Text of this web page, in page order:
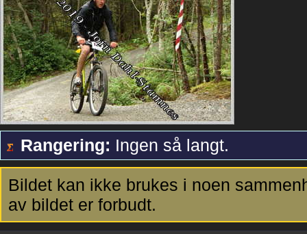
Rangering: Ingen så langt.
Bildet kan ikke brukes i noen
av bildet er forbudt.